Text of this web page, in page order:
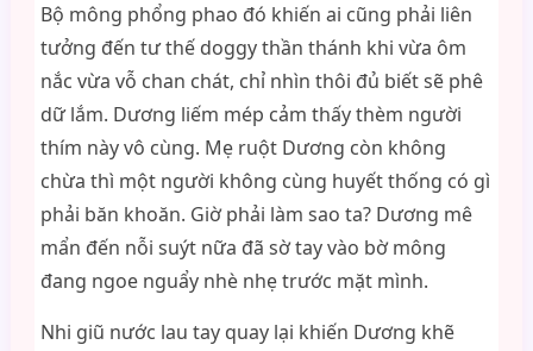
Bộ mông phổng phao đó khiến ai cũng phải liên
tưởng đến tư thế doggy thần thánh khi vừa ôm
nắc vừa vỗ chan chát, chỉ nhìn thôi đủ biết sẽ phê
dữ lắm. Dương liếm mép cảm thấy thèm người
thím này vô cùng. Mẹ ruột Dương còn không
chừa thì một người không cùng huyết thống có gì
phải băn khoăn. Giờ phải làm sao ta? Dương mê
mẩn đến nỗi suýt nữa đã sờ tay vào bờ mông
đang ngoe nguẩy nhè nhẹ trước mặt mình.
Nhi giũ nước lau tay quay lại khiến Dương khẽ